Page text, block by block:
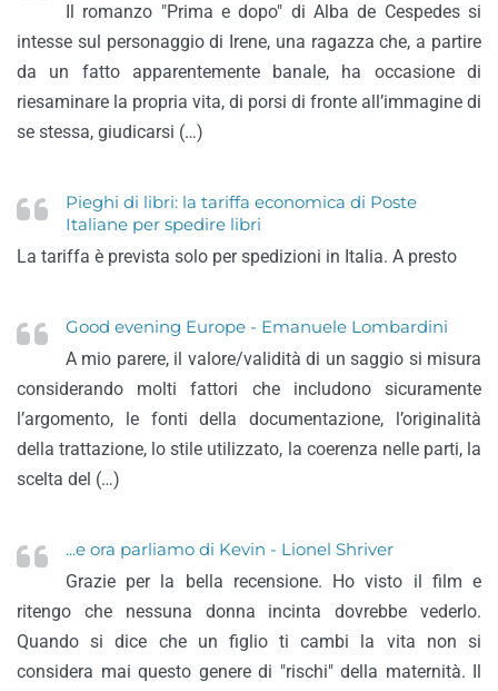
Il romanzo "Prima e dopo" di Alba de Cespedes si
intesse sul personaggio di Irene, una ragazza che, a partire
da un fatto apparentemente banale, ha occasione di
riesaminare la propria vita, di porsi di fronte all’immagine di
se stessa, giudicarsi (…)
Pieghi di libri: la tariffa economica di Poste
Italiane per spedire libri
La tariffa è prevista solo per spedizioni in Italia. A presto
Good evening Europe - Emanuele Lombardini
A mio parere, il valore/validità di un saggio si misura
considerando molti fattori che includono sicuramente
l’argomento, le fonti della documentazione, l’originalità
della trattazione, lo stile utilizzato, la coerenza nelle parti, la
scelta del (…)
...e ora parliamo di Kevin - Lionel Shriver
Grazie per la bella recensione. Ho visto il film e
ritengo che nessuna donna incinta dovrebbe vederlo.
Quando si dice che un figlio ti cambi la vita non si
considera mai questo genere di "rischi" della maternità. Il